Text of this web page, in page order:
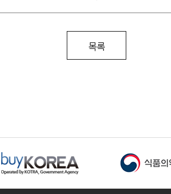
목록